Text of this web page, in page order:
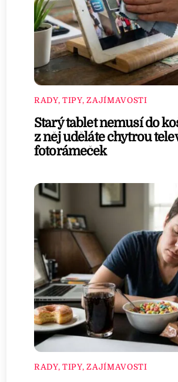
RADY, TIPY, ZAJÍMAVOSTI
Starý tablet nemusí do
z něj uděláte chytrou
fotorámeček
RADY, TIPY, ZAJÍMAVOSTI